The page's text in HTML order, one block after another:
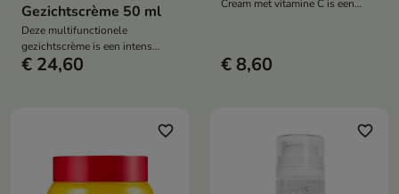
Gezichtscrème 50 ml
Deze multifunctionele
gezichtscrème is een intens
hydraterende en voedende dag-
€ 24,60
Cream met vitamine C is een
beschermbarrière ondersteunt.
€ 8,60
favorite_border favorite_border